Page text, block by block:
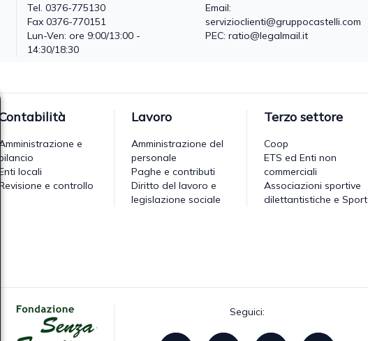
Tel.0376-775130
Fax 0376-770151
Lun-Ven: ore 9:00/13:00 -
14:30/18:30
Email:
servizioclienti@gruppocastelli.com
PEC: ratio@legalmail.it
Contabilità
Amministrazione e
bilancio
Enti locali
Revisione e controllo
Lavoro
Amministrazione del
personale
Paghe e contributi
Diritto del lavoro e
legislazione sociale
Terzo settore
Coop
ETS ed Enti non
commerciali
Associazioni sportive
dilettantistiche e Sport
Seguici: